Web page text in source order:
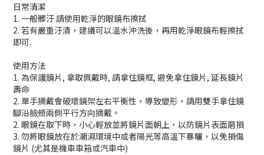
日常清潔
1. 一般髒汙 請使用乾淨的眼鏡布擦拭
2. 若有嚴重汙漬，建議可以溫水沖洗後，再用乾淨眼鏡布輕擦拭
即可.
使用方法
1. 為保護鏡片, 拿取佩戴時, 請拿住鏡框, 避免拿住鏡片, 延長鏡片
壽命
2. 單手摘戴會破壞鏡架左右平衡性，導致變形，請用雙手拿住鏡
腳沿臉頰兩側平行方向摘戴。
2. 眼鏡在取下時，小心輕放並將鏡片面朝上，以防鏡片表面磨損
3. 勿將眼鏡放在於潮濕環境中或者陽光等高溫下暴曬，以免損傷
鏡片 (尤其是機車車箱或汽車中)